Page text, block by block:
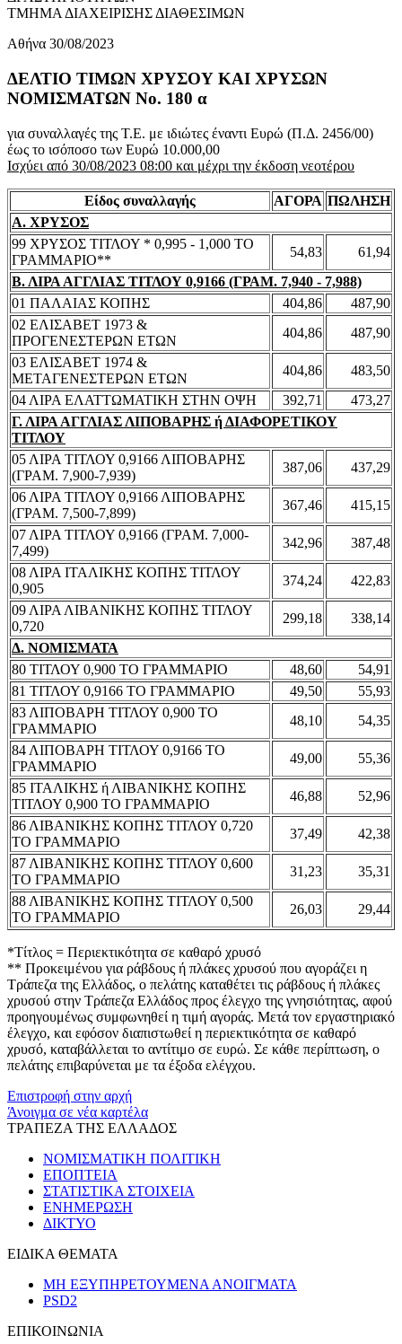
ΤΜΗΜΑ ΔΙΑΧΕΙΡΙΣΗΣ ΔΙΑΘΕΣΙΜΩΝ
Αθήνα 30/08/2023
ΔΕΛΤΙΟ ΤΙΜΩΝ ΧΡΥΣΟΥ ΚΑΙ ΧΡΥΣΩΝ
ΝΟΜΙΣΜΑΤΩΝ No. 180 α
για συναλλαγές της Τ.Ε. με ιδιώτες έναντι Ευρώ (Π.Δ. 2456/00)
έως το ισόποσο των Ευρώ 10.000,00
Ισχύει από 30/08/2023 08:00 και μέχρι την έκδοση νεοτέρου
Είδος συναλλαγής ΑΓΟΡΑ ΠΩΛΗΣΗ
Α. ΧΡΥΣΟΣ
99 ΧΡΥΣΟΣ ΤΙΤΛΟΥ * 0,995 - 1,000 ΤΟ
ΓΡΑΜΜΑΡΙΟ**
54,83
61,94
Β. ΛΙΡΑ ΑΓΓΛΙΑΣ ΤΙΤΛΟΥ 0,9166 (ΓΡΑΜ. 7,940 - 7,988)
01 ΠΑΛΑΙΑΣ ΚΟΠΗΣ
404,86
487,90
02 ΕΛΙΣΑΒΕΤ 1973 &
ΠΡΟΓΕΝΕΣΤΕΡΩΝ ΕΤΩΝ
404,86
487,90
03 ΕΛΙΣΑΒΕΤ 1974 &
ΜΕΤΑΓΕΝΕΣΤΕΡΩΝ ΕΤΩΝ
404,86
483,50
04 ΛΙΡΑ ΕΛΑΤΤΩΜΑΤΙΚΗ ΣΤΗΝ ΟΨΗ
392,71
473,27
Γ. ΛΙΡΑ ΑΓΓΛΙΑΣ ΛΙΠΟΒΑΡΗΣ ή ΔΙΑΦΟΡΕΤΙΚΟΥ
ΤΙΤΛΟΥ
05 ΛΙΡΑ ΤΙΤΛΟΥ 0,9166 ΛΙΠΟΒΑΡΗΣ
(ΓΡΑΜ. 7,900-7,939)
387,06
437,29
06 ΛΙΡΑ ΤΙΤΛΟΥ 0,9166 ΛΙΠΟΒΑΡΗΣ
(ΓΡΑΜ. 7,500-7,899)
367,46
415,15
07 ΛΙΡΑ ΤΙΤΛΟΥ 0,9166 (ΓΡΑΜ. 7,000-
7,499)
342,96
387,48
08 ΛΙΡΑ ΙΤΑΛΙΚΗΣ ΚΟΠΗΣ ΤΙΤΛΟΥ
0,905
374,24
422,83
09 ΛΙΡΑ ΛΙΒΑΝΙΚΗΣ ΚΟΠΗΣ ΤΙΤΛΟΥ
0,720
299,18
338,14
Δ. ΝΟΜΙΣΜΑΤΑ
80 ΤΙΤΛΟΥ 0,900 ΤΟ ΓΡΑΜΜΑΡΙΟ
48,60
54,91
81 ΤΙΤΛΟΥ 0,9166 ΤΟ ΓΡΑΜΜΑΡΙΟ
49,50
55,93
83 ΛΙΠΟΒΑΡΗ ΤΙΤΛΟΥ 0,900 ΤΟ
ΓΡΑΜΜΑΡΙΟ
48,10
54,35
84 ΛΙΠΟΒΑΡΗ ΤΙΤΛΟΥ 0,9166 ΤΟ
ΓΡΑΜΜΑΡΙΟ
49,00
55,36
85 ΙΤΑΛΙΚΗΣ ή ΛΙΒΑΝΙΚΗΣ ΚΟΠΗΣ
ΤΙΤΛΟΥ 0,900 ΤΟ ΓΡΑΜΜΑΡΙΟ
46,88
52,96
86 ΛΙΒΑΝΙΚΗΣ ΚΟΠΗΣ ΤΙΤΛΟΥ 0,720
ΤΟ ΓΡΑΜΜΑΡΙΟ
37,49
42,38
87 ΛΙΒΑΝΙΚΗΣ ΚΟΠΗΣ ΤΙΤΛΟΥ 0,600
ΤΟ ΓΡΑΜΜΑΡΙΟ
31,23
35,31
88 ΛΙΒΑΝΙΚΗΣ ΚΟΠΗΣ ΤΙΤΛΟΥ 0,500
ΤΟ ΓΡΑΜΜΑΡΙΟ
26,03 29,44
*Τίτλος = Περιεκτικότητα σε καθαρό χρυσό
** Προκειμένου για ράβδους ή πλάκες χρυσού που αγοράζει η
Τράπεζα της Ελλάδος, ο πελάτης καταθέτει τις ράβδους ή πλάκες
χρυσού στην Τράπεζα Ελλάδος προς έλεγχο της γνησιότητας, αφού
προηγουμένως συμφωνηθεί η τιμή αγοράς. Μετά τον εργαστηριακό
έλεγχο, και εφόσον διαπιστωθεί η περιεκτικότητα σε καθαρό
χρυσό, καταβάλλεται το αντίτιμο σε ευρώ. Σε κάθε περίπτωση, ο
πελάτης επιβαρύνεται με τα έξοδα ελέγχου.
Επιστροφή στην αρχή
Άνοιγμα σε νέα καρτέλα
ΤΡΑΠΕΖΑ ΤΗΣ ΕΛΛΑΔΟΣ
ΝΟΜΙΣΜΑΤΙΚΗ ΠΟΛΙΤΙΚΗ
ΕΠΟΠΤΕΙΑ
ΣΤΑΤΙΣΤΙΚΑ ΣΤΟΙΧΕΙΑ
ΕΝΗΜΕΡΩΣΗ
ΔΙΚΤΥΟ
ΕΙΔΙΚΑ ΘΕΜΑΤΑ
ΜΗ ΕΞΥΠΗΡΕΤΟΥΜΕΝΑ ΑΝΟΙΓΜΑΤΑ
PSD2
ΕΠΙΚΟΙΝΩΝΙΑ